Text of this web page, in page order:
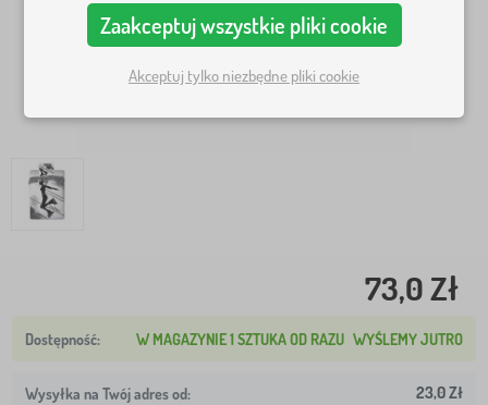
73,0 Zł
W MAGAZYNIE 1 SZTUKA OD RAZU WYŚLEMY JUTRO
Wysyłka na Twój adres od: 23,0 Zł
Zaakceptuj wszystkie pliki cookie
Akceptuj tylko niezbędne pliki cookie